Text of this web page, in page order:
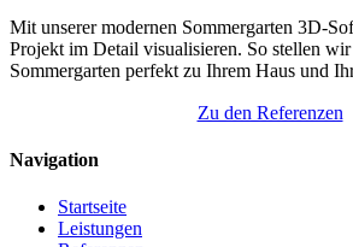
Mit unserer modernen Sommergarten 3D-
Projekt im Detail visualisieren. So stellen wir
Sommergarten perfekt zu Ihrem Haus und
Zu den Referenzen
Navigation
Startseite
Leistungen